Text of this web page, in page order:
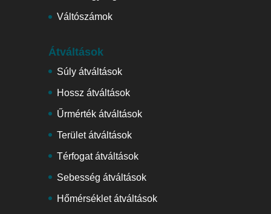
Váltószámok
Átváltások
Súly átváltások
Hossz átváltások
Űrmérték átváltások
Terület átváltások
Térfogat átváltások
Sebesség átváltások
Hőmérséklet átváltások